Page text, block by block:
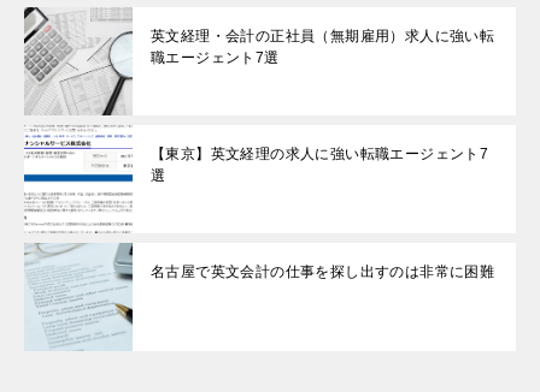
英文経理・会計の正社員（無期雇用）求人に強い転
職エージェント7選
【東京】英文経理の求人に強い転職エージェント7
選
名古屋で英文会計の仕事を探し出すのは非常に困難